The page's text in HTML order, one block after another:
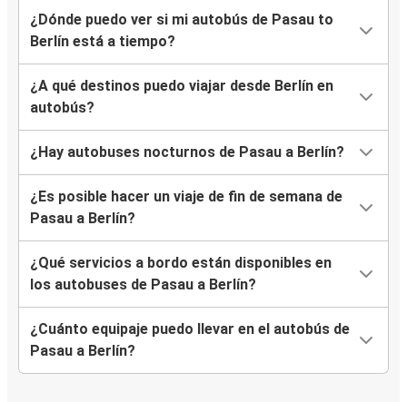
¿Dónde puedo ver si mi autobús de Pasau to
Berlín está a tiempo?
¿A qué destinos puedo viajar desde Berlín en
autobús?
¿Hay autobuses nocturnos de Pasau a Berlín?
¿Es posible hacer un viaje de fin de semana de
Pasau a Berlín?
¿Qué servicios a bordo están disponibles en
los autobuses de Pasau a Berlín?
¿Cuánto equipaje puedo llevar en el autobús de
Pasau a Berlín?